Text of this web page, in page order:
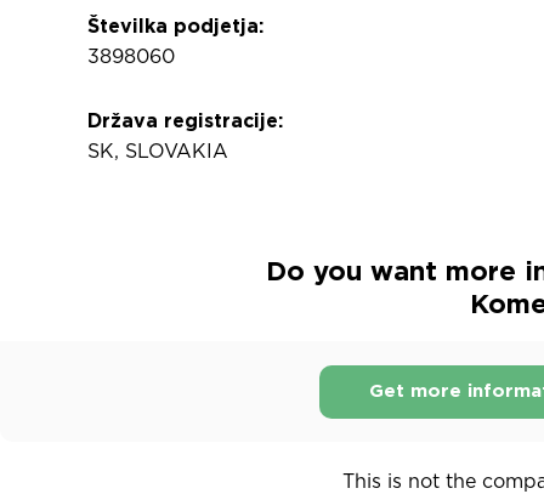
Številka podjetja:
3898060
Država registracije:
SK, SLOVAKIA
Do you want more
Get more
This is not the